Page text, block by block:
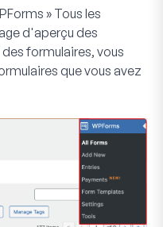
» Tous les
d'aperçu des
formulaires, vous
que vous avez